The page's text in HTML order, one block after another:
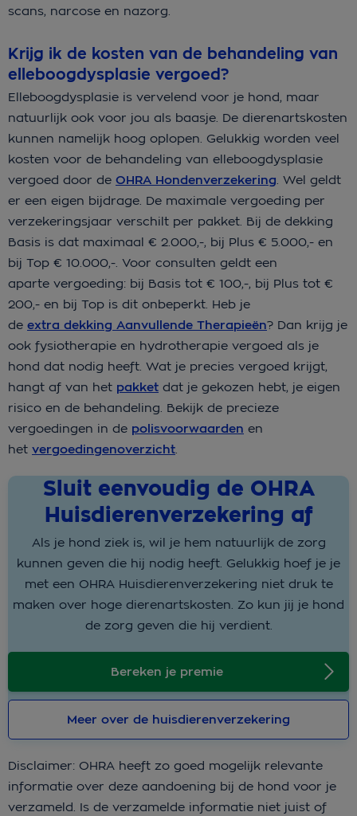
scans, narcose en nazorg.
Krijg ik de kosten van de behandeling van
elleboogdysplasie vergoed?
Elleboogdysplasie is vervelend voor je hond, maar
natuurlijk ook voor jou als baasje. De dierenartskosten
kunnen namelijk hoog oplopen. Gelukkig worden veel
kosten voor de behandeling van elleboogdysplasie
vergoed door de OHRA Hondenverzekering. Wel geldt
er een eigen bijdrage. De maximale vergoeding per
verzekeringsjaar verschilt per pakket. Bij de dekking
Basis is dat maximaal € 2.000,-, bij Plus € 5.000,- en
bij Top € 10.000,-. Voor consulten geldt een
aparte vergoeding: bij Basis tot € 100,-, bij Plus tot €
200,- en bij Top is dit onbeperkt. Heb je
de extra dekking Aanvullende Therapieën? Dan krijg je
ook fysiotherapie en hydrotherapie vergoed als je
hond dat nodig heeft. Wat je precies vergoed krijgt,
hangt af van het pakket dat je gekozen hebt, je eigen
risico en de behandeling. Bekijk de precieze
vergoedingen in de polisvoorwaarden en
het vergoedingenoverzicht.
Sluit eenvoudig de OHRA
Huisdierenverzekering af
Als je hond ziek is, wil je hem natuurlijk de zorg
kunnen geven die hij nodig heeft. Gelukkig hoef je je
met een OHRA Huisdierenverzekering niet druk te
maken over hoge dierenartskosten. Zo kun jij je hond
de zorg geven die hij verdient.
Bereken je premie
Meer over de huisdierenverzekering
Disclaimer: OHRA heeft zo goed mogelijk relevante
informatie over deze aandoening bij de hond voor je
verzameld. Is de verzamelde informatie niet juist of